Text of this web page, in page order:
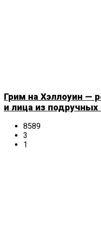
Грим на Хэллоуин —
и лица из
8589
3
1